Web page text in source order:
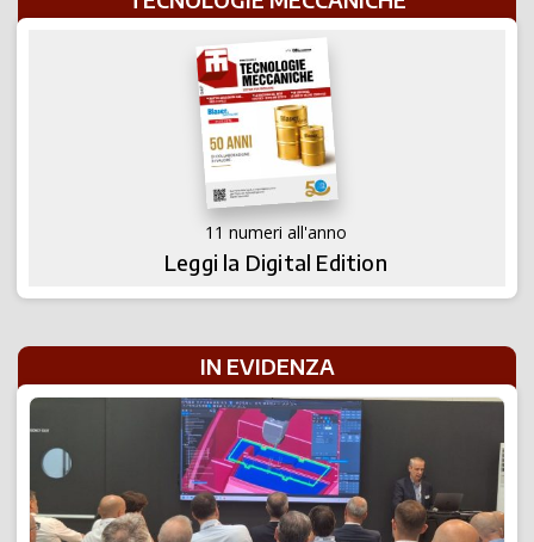
11 numeri all'anno
Leggi la Digital Edition
IN EVIDENZA